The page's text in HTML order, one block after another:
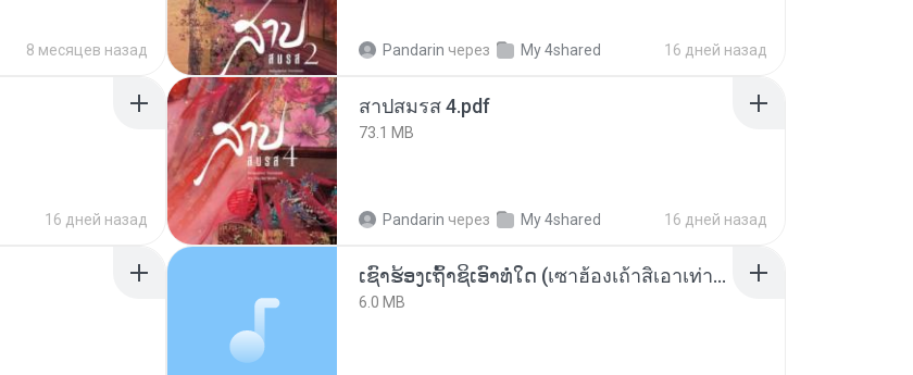
8 месяцев назад Pandarin через My 4shared 16 дней назад
16 дней назад
สาปสมรส 4.pdf
73.1 MB
Pandarin через My 4shared 16 дней назад
ເຊົາຮ້ອງເຖົ້າຊິເອົາທໍ່ໃດ (เซาฮ้องเถ้าสิเอาเท่าใด) ບຸນເກີດ ຫນູຫ່ວງ ft. ໂສພາ ຈຸນທະລາ
6.0 MB